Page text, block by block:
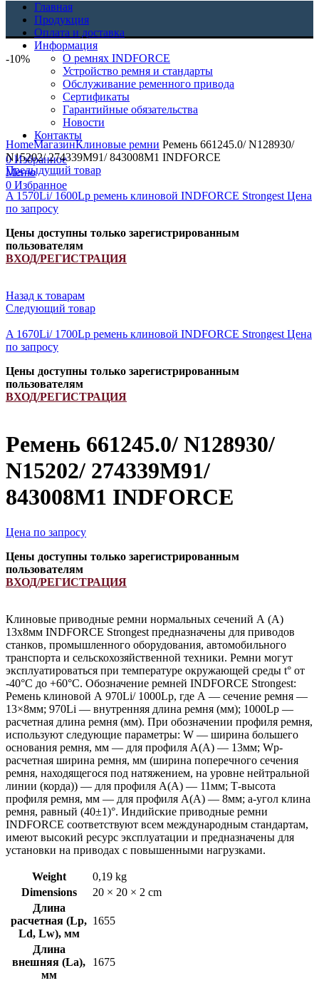
Главная
Продукция
Оплата и доставка
Информация
О ремнях INDFORCE
Устройство ремня и стандарты
Обслуживание ременного привода
Сертификаты
Гарантийные обязательства
Новости
Контакты
0Избранное
Меню
0 Избранное
-10%
Увеличить
HomeМагазинКлиновые ремни Ремень 661245.0/ N128930/
N15202/ 274339M91/ 843008M1 INDFORCE
Предыдущий товар
A 1570Li/ 1600Lp ремень клиновой INDFORCE Strongest Цена
по запросу
Цены доступны только зарегистрированным
пользователям
ВХОД/РЕГИСТРАЦИЯ
Назад к товарам
Следующий товар
A 1670Li/ 1700Lp ремень клиновой INDFORCE Strongest Цена
по запросу
Цены доступны только зарегистрированным
пользователям
ВХОД/РЕГИСТРАЦИЯ
Ремень 661245.0/ N128930/
N15202/ 274339M91/
843008M1 INDFORCE
Цена по запросу
Цены доступны только зарегистрированным
пользователям
ВХОД/РЕГИСТРАЦИЯ
Клиновые приводные ремни нормальных сечений А (А)
13х8мм INDFORCE Strongest предназначены для приводов
станков, промышленного оборудования, автомобильного
транспорта и сельскохозяйственной техники. Ремни могут
эксплуатироваться при температуре окружающей среды t° от
-40°С до +60°С. Обозначение ремней INDFORCE Strongest:
Ремень клиновой А 970Li/ 1000Lp, где А — сечение ремня —
13×8мм; 970Li — внутренняя длина ремня (мм); 1000Lp —
расчетная длина ремня (мм). При обозначении профиля ремня,
используют следующие параметры: W — ширина большего
основания ремня, мм — для профиля А(А) — 13мм; Wp-
расчетная ширина ремня, мм (ширина поперечного сечения
ремня, находящегося под натяжением, на уровне нейтральной
линии (корда)) — для профиля А(А) — 11мм; Т-высота
профиля ремня, мм — для профиля А(А) — 8мм; a-угол клина
ремня, равный (40±1)°. Индийские приводные ремни
INDFORCE соответствуют всем международным стандартам,
имеют высокий ресурс эксплуатации и предназначены для
установки на приводах с повышенными нагрузками.
Weight
0,19 kg
Dimensions
20 × 20 × 2 cm
Длина
расчетная (Lp,
Ld, Lw), мм
1655
Длина
внешняя (La),
мм
1675